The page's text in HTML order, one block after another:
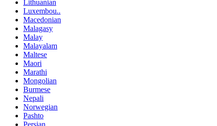
Lithuanian
Luxembou..
Macedonian
Malagasy
Malay
Malayalam
Maltese
Maori
Marathi
Mongolian
Burmese
Nepali
Norwegian
Pashto